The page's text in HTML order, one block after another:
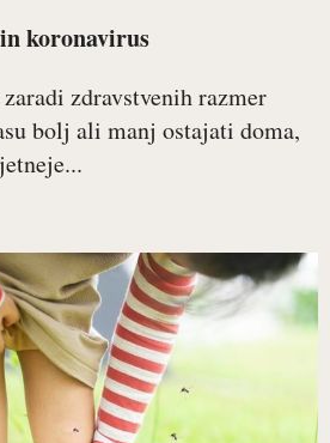
koronavirus
zdravstvenih razmer
bolj ali manj ostajati doma,